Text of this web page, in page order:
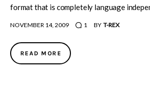
format that is completely language
NOVEMBER 14, 2009 1 BY T-REX
READ MORE